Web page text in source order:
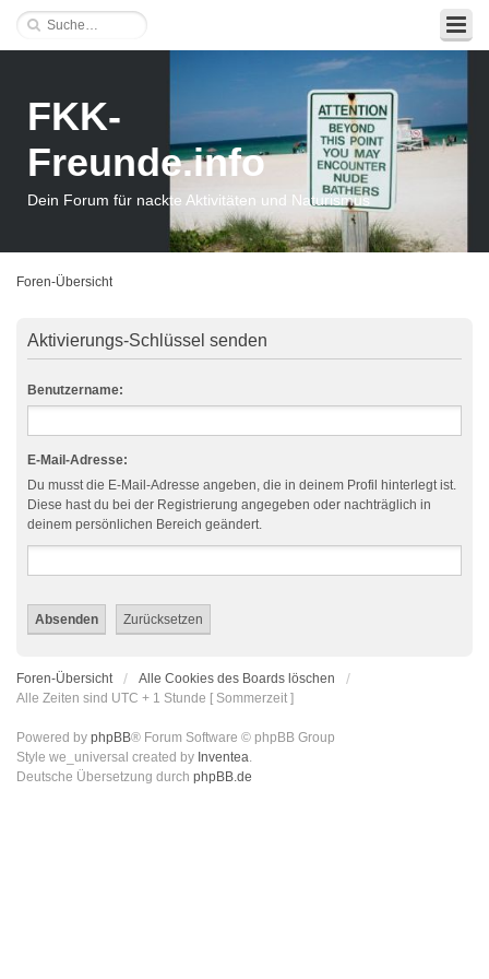
FKK-
Freunde.info
Dein Forum für nackte Aktivitäten und Naturismus
Foren-Übersicht
Aktivierungs-Schlüssel senden
Benutzername:
E-Mail-Adresse:
Du musst die E-Mail-Adresse angeben, die in deinem Profil hinterlegt ist.
Diese hast du bei der Registrierung angegeben oder nachträglich in
deinem persönlichen Bereich geändert.
Foren-Übersicht
Alle Cookies des Boards löschen
Alle Zeiten sind UTC + 1 Stunde [ Sommerzeit ]
Powered by phpBB® Forum Software © phpBB Group
Style we_universal created by Inventea.
Deutsche Übersetzung durch phpBB.de